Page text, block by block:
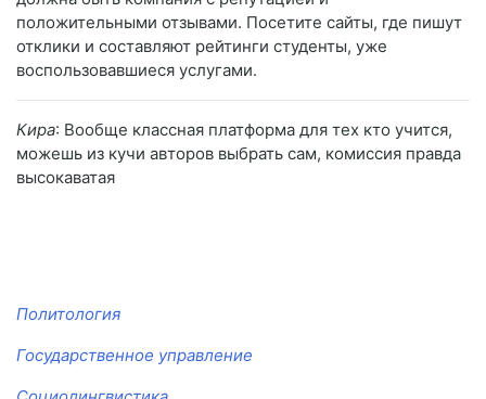
положительными отзывами. Посетите сайты, где пишут
отклики и составляют рейтинги студенты, уже
воспользовавшиеся услугами.
Кира: Вообще классная платформа для тех кто учится,
можешь из кучи авторов выбрать сам, комиссия правда
высокаватая
Политология
Государственное управление